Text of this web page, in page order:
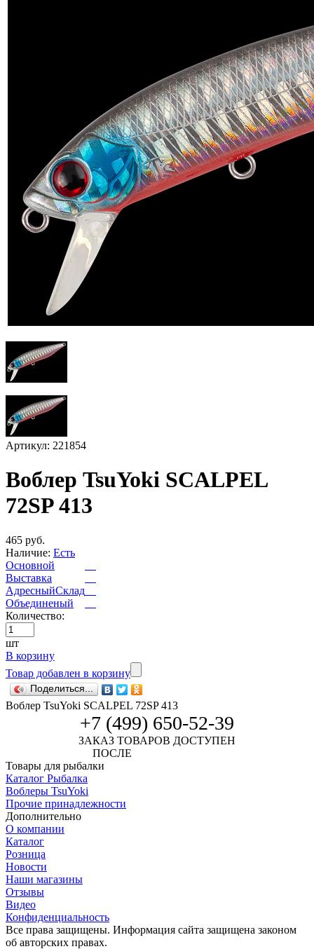
Артикул: 221854
Воблер TsuYoki SCALPEL
72SP 413
465 руб.
Наличие: Есть
Основной
Выставка
АдресныйСклад
Объединеный
Количество:
шт
В корзину
Товар добавлен в корзину
Поделиться...
Воблер TsuYoki SCALPEL 72SP 413
+7 (499) 650-52-39
ЗАКАЗ ТОВАРОВ ДОСТУПЕН
ПОСЛЕ
Товары для рыбалки
Каталог Рыбалка
Воблеры TsuYoki
Прочие принадлежности
Дополнительно
О компании
Каталог
Розница
Новости
Наши магазины
Отзывы
Видео
Конфиденциальность
Все права защищены. Информация сайта защищена законом
об авторских правах.